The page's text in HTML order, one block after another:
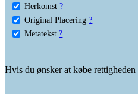
Herkomst ?
Original Placering ?
Metatekst ?
Hvis du ønsker at købe